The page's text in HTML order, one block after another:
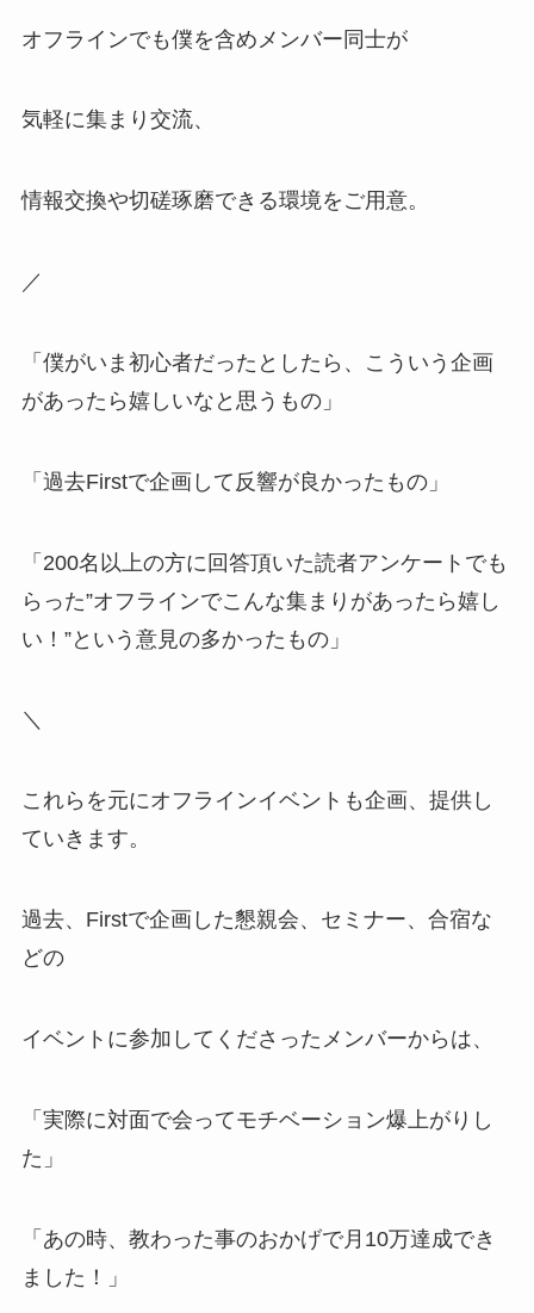
オフラインでも僕を含めメンバー同士が
気軽に集まり交流、
情報交換や切磋琢磨できる環境をご用意。
／
「僕がいま初心者だったとしたら、こういう企画
があったら嬉しいなと思うもの」
「過去Firstで企画して反響が良かったもの」
「200名以上の方に回答頂いた読者アンケートでも
らった”オフラインでこんな集まりがあったら嬉し
い！”という意見の多かったもの」
＼
これらを元にオフラインイベントも企画、提供し
ていきます。
過去、Firstで企画した懇親会、セミナー、合宿な
どの
イベントに参加してくださったメンバーからは、
「実際に対面で会ってモチベーション爆上がりし
た」
「あの時、教わった事のおかげで月10万達成でき
ました！」